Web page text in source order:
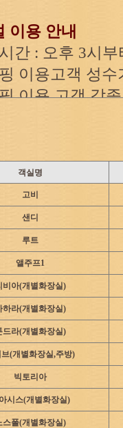
이용 안내
간 : 오후 3시
이용고객 성
이용 고객 각
준수 사항
낮 11시이며,
내에서는 절대
다. 예약인원 초
중 시설 집기 파
에게 연 락주시
기는 입구에 비
년자는 부모의
동물 동행시 유
변 관리를 철저
동물 침구는
손님의 피해가
객실명
고비
샌디
루트
앨주프1
비아(개별화장실)
하라(개별화장실)
드라(개별화장실)
브(개별화장실,주방)
빅토리아
시스(개별화장실)
스폴(개별화장실)